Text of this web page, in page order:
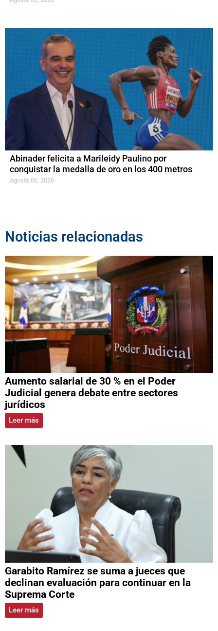
Abinader felicita a Marileidy Paulino por
conquistar la medalla de oro en los 400 metros
Agosto 06, 2026
Noticias relacionadas
Aumento salarial de 30 % en el Poder
Judicial genera debate entre sectores
jurídicos
Leer más
Garabito Ramírez se suma a jueces que
declinan evaluación para continuar en la
Suprema Corte
Leer más